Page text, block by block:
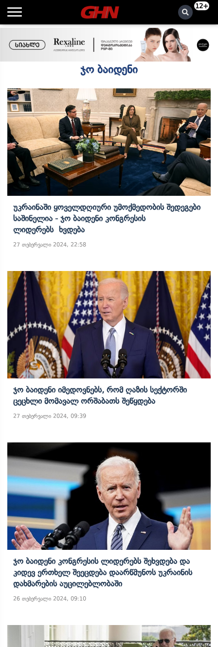
12+
ჯო ბაიდენი
Უკრაინაში Ყოველდღიური Უმოქმედობის Შედეგები
Საშინელია - Ჯო Ბაიდენი Კონგრესის
Ლიდერებს Ხვდება
27 თებერვალი 2024, 22:58
Ჯო Ბაიდენი Იმედოვნებს, Რომ Ღაზის Სექტორში
Ცეცხლი Მომავალ Ორშაბათს Შეწყდება
27 თებერვალი 2024, 09:39
Ჯო Ბაიდენი Კონგრესის Ლიდერებს Შეხვდება Და
Კიდევ Ერთხელ Შეეცდება Დაარწმუნოს Უკრაინის
Დახმარების Აუცილებლობაში
26 თებერვალი 2024, 09:10